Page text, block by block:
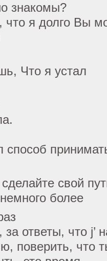
знакомы?
что я долго Вы
Что я устал
способ
свой
более
ответы, что j’
поверить, что